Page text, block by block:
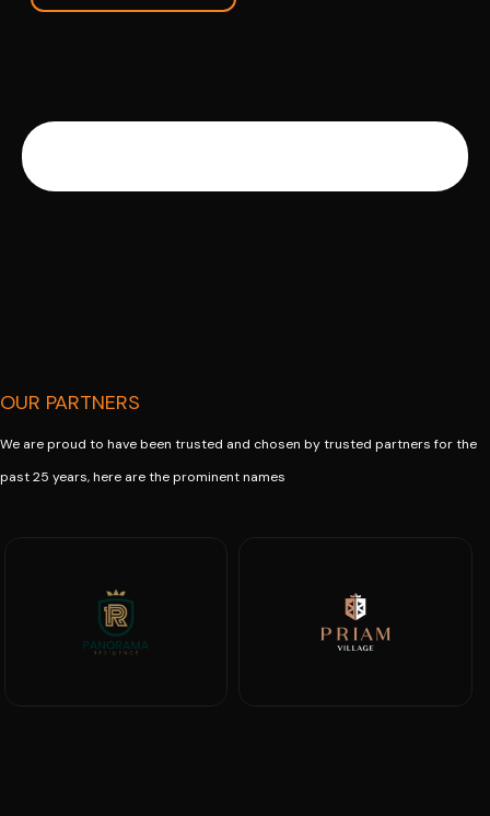
OUR PARTNERS
We are proud to have been trusted and chosen by trusted partners for the
past 25 years, here are the prominent names